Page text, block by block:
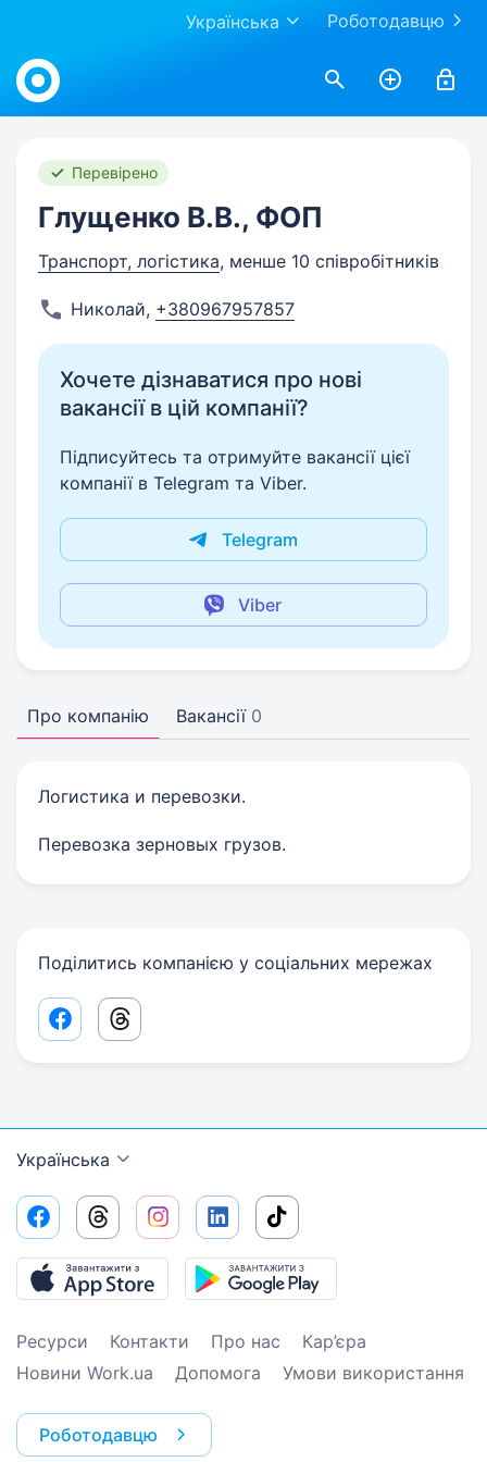
Роботодавцю
Українська
Work.ua
Перевірено
Глущенко В.В., ФОП
Транспорт, логістика, менше 10 співробітників
Николай, +380967957857
Хочете дізнаватися про нові
вакансії в цій компанії?
Підписуйтесь та отримуйте вакансії цієї
компанії в Telegram та Viber.
Telegram
Viber
Про компанію Вакансії 0
Логистика и перевозки.
Перевозка зерновых грузов.
Поділитись компанією у соціальних мережах
Facebook share link
Threads share link
Українська
Ресурси Контакти Про нас
Кар’єра
Новини Work.ua
Допомога Умови використання
Роботодавцю